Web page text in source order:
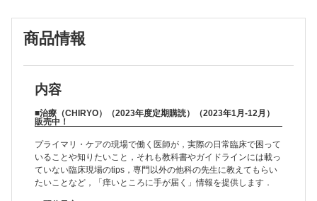
商品情報
内容
■治療（CHIRYO）（2023年度定期購読）（2023年1月-12月）
販売中！
プライマリ・ケアの現場で働く医師が，実際の日常臨床で困って
いることや知りたいこと，それも教科書やガイドラインには載っ
ていない臨床現場のtips，専門以外の他科の先生に教えてもらい
たいことなど，「痒いところに手が届く」情報を提供します．